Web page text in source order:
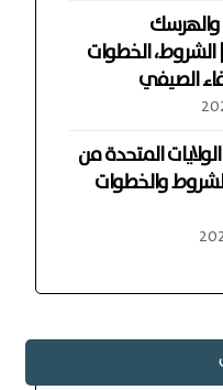
والهرسك
الخطوات
الصيفي
المتحدة من
والخطوات